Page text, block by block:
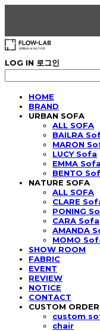
LOG IN 로그인
HOME
BRAND
URBAN SOFA
ALL SOFA
BAILRA
MARON
LUCY Sofa
EMMA Sofa
BENTO
NATURE SOFA
ALL SOFA
CLARE
PONING
CARA Sofa
AMANDA
MOMO
SHOW ROOM
FABRIC
EVENT
REVIEW
NOTICE
CONTACT
CUSTOM ORDER
custom
chair